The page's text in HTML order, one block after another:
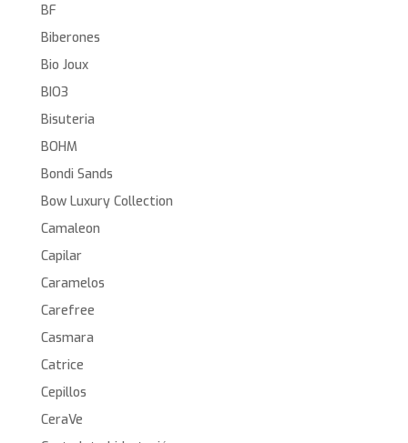
BF
Biberones
Bio Joux
BIO3
Bisuteria
BOHM
Bondi Sands
Bow Luxury Collection
Camaleon
Capilar
Caramelos
Carefree
Casmara
Catrice
Cepillos
CeraVe